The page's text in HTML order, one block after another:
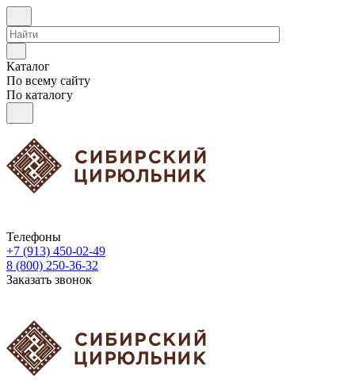
Каталог
По всему сайту
По каталогу
Телефоны
+7 (913) 450-02-49
8 (800) 250-36-32
Заказать звонок